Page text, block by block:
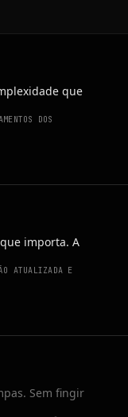
que
DOS
importa. A
ATUALIZADA E
Sem fingir